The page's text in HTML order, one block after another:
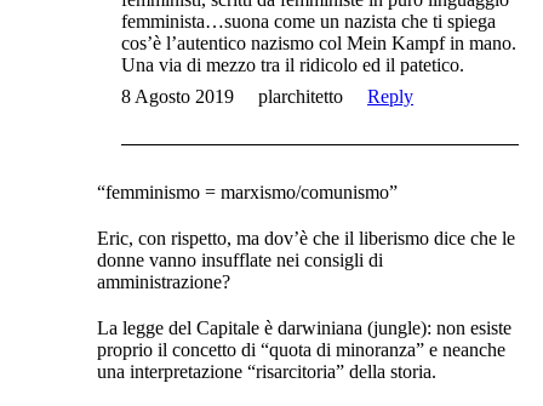
femminista…suona come un nazista che ti spiega
cos’è l’autentico nazismo col Mein Kampf in mano.
Una via di mezzo tra il ridicolo ed il patetico.
8 Agosto 2019
plarchitetto Reply
“femminismo = marxismo/comunismo”
Eric, con rispetto, ma dov’è che il liberismo dice che le
donne vanno insufflate nei consigli di
amministrazione?
La legge del Capitale è darwiniana (jungle): non esiste
proprio il concetto di “quota di minoranza” e neanche
una interpretazione “risarcitoria” della storia.